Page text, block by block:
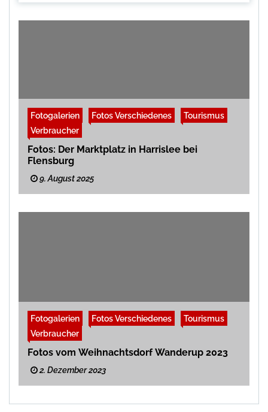
Fotogalerien Fotos Verschiedenes
Tourismus
Verbraucher
Fotos: Der Marktplatz in Harrislee bei
Flensburg
9. August 2025
Fotogalerien Fotos Verschiedenes
Tourismus
Verbraucher
Fotos vom Weihnachtsdorf Wanderup 2023
2. Dezember 2023